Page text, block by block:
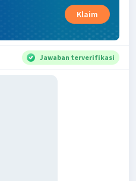
Klaim
Jawaban terverifikasi